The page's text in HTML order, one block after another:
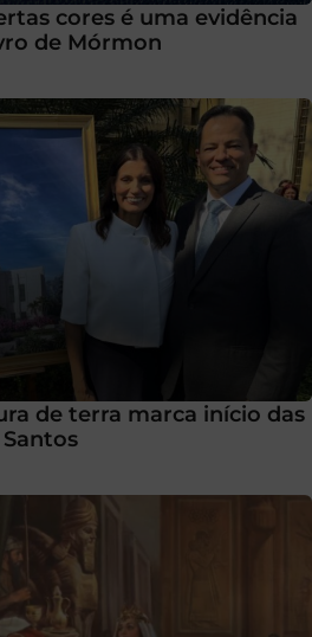
cores é uma evidência
de Mórmon
de terra marca início das